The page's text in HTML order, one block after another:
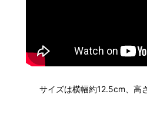
サイズは横幅約12.5cm、高